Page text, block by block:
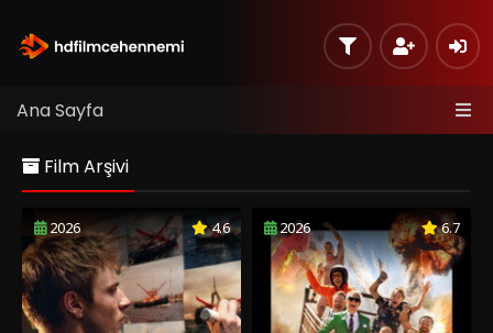
Ana Sayfa
Film Arşivi
2026 4.6 2026 6.7